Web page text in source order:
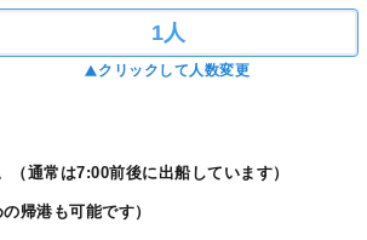
1人
クリックして人数変更
通常は7:00前後に出船しています）
帰港も可能です）